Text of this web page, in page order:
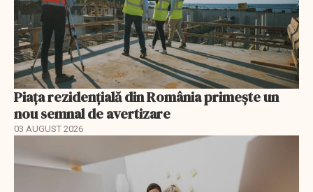
Piața rezidențială din România primește un
nou semnal de avertizare
03 AUGUST 2026